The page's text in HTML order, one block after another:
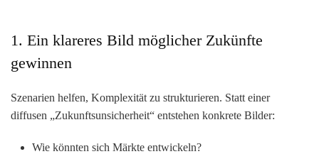
1. Ein klareres Bild möglicher Zukünfte
gewinnen
Szenarien helfen, Komplexität zu strukturieren. Statt einer
diffusen „Zukunftsunsicherheit“ entstehen konkrete Bilder:
Wie könnten sich Märkte entwickeln?